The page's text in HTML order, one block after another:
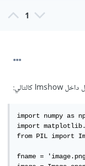
1
import numpy as
import
from PIL import
fname =